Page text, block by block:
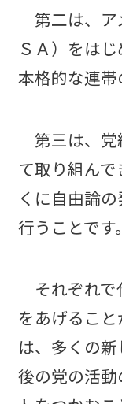
第二は、ア
ＳＡ）をは
本格的な連帯
第三は、党
て取り組んで
くに自由論
行うことです。
それぞれで
をあげるこ
は、多くの
後の党の活